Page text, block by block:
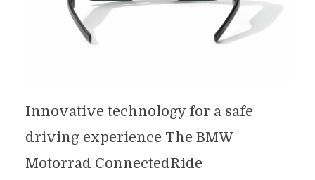
Innovative technology for a safe
driving experience The BMW
Motorrad ConnectedRide